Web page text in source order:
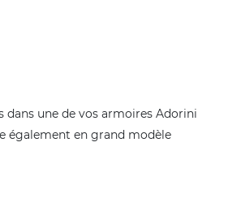
dans une de vos armoires Adorini
également en grand modèle